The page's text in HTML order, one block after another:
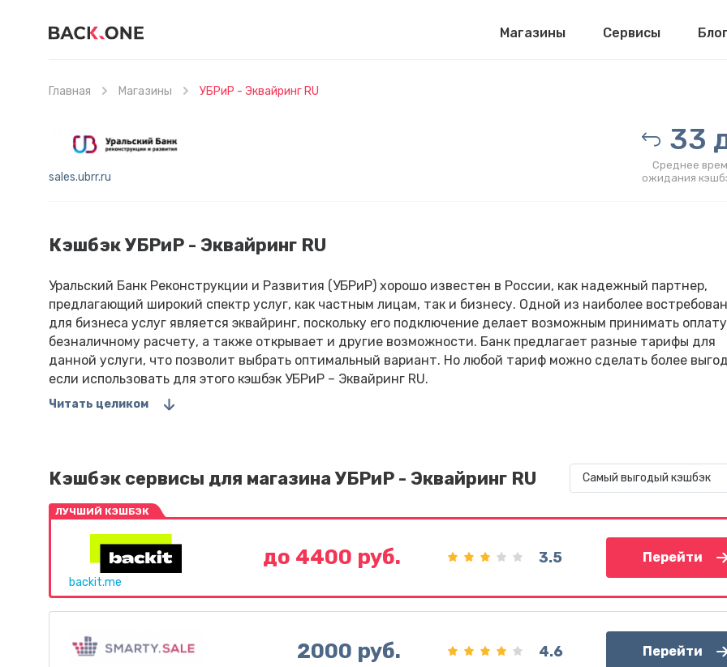
Магазины Сервисы
Главная Магазины УБРиР - Эквайринг RU
sales.ubrr.ru
33
Среднее
ожидания
Кэшбэк УБРиР - Эквайринг RU
Уральский Банк Реконструкции и Развития (УБРиР) хорошо известен в России, как надежный партнер,
предлагающий широкий спектр услуг, как частным лицам, так и бизнесу. Одной из наиболее
для бизнеса услуг является эквайринг, поскольку его подключение делает возможным принимать
безналичному расчету, а также открывает и другие возможности. Банк предлагает разные тарифы для
данной услуги, что позволит выбрать оптимальный вариант. Но любой тариф можно сделать более
если использовать для этого кэшбэк УБРиР – Эквайринг RU.
Читать целиком
Кэшбэк сервисы для магазина УБРиР - Эквайринг RU Самый выгодый кэшбэк
ЛУЧШИЙ КЭШБЭК
backit.me
до 4400 руб. 3.5 Перейти
2000 руб. 4.6 Перейти